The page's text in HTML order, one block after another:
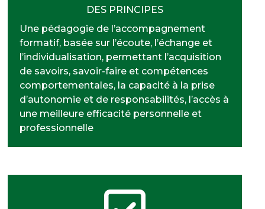
DES PRINCIPES
Une pédagogie de l’accompagnement
formatif, basée sur l’écoute, l’échange et
l’individualisation, permettant l’acquisition
de savoirs, savoir-faire et compétences
comportementales, la capacité à la prise
d’autonomie et de responsabilités, l’accès à
une meilleure efficacité personnelle et
professionnelle